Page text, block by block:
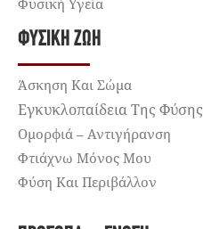
Φυσική Υγεία
ΦΥΣΙΚΉ ΖΩΉ
Άσκηση Και Σώμα
Εγκυκλοπαίδεια Της Φύσης
Ομορφιά – Αντιγήρανση
Φτιάχνω Μόνος Μου
Φύση Και Περιβάλλον